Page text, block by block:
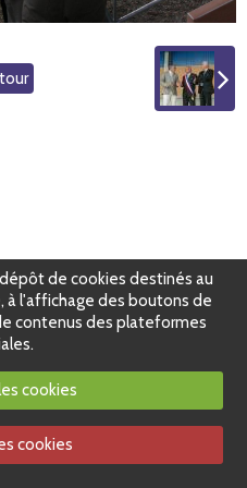
de cookies destinés au
à l'affichage des boutons de
contenus des plateformes
cookies
cookies